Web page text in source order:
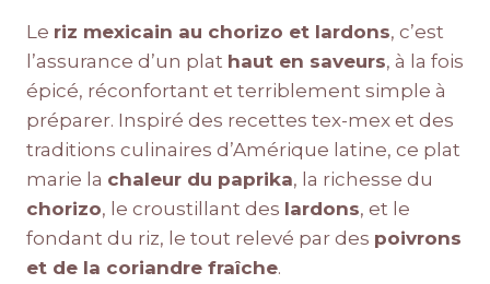
Le riz mexicain au chorizo et lardons, c’est
l’assurance d’un plat haut en saveurs, à la fois
épicé, réconfortant et terriblement simple à
préparer. Inspiré des recettes tex-mex et des
traditions culinaires d’Amérique latine, ce plat
marie la chaleur du paprika, la richesse du
chorizo, le croustillant des lardons, et le
fondant du riz, le tout relevé par des poivrons
et de la coriandre fraîche.